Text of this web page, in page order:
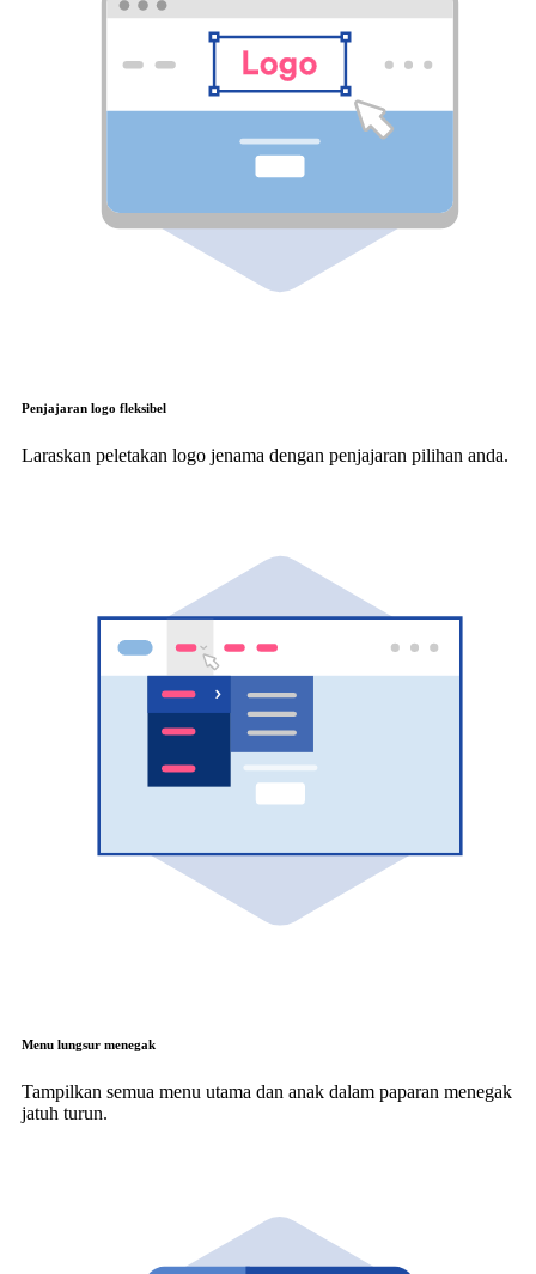
Penjajaran logo fleksibel
Laraskan peletakan logo jenama dengan penjajaran pilihan anda.
Menu lungsur menegak
Tampilkan semua menu utama dan anak dalam paparan menegak
jatuh turun.